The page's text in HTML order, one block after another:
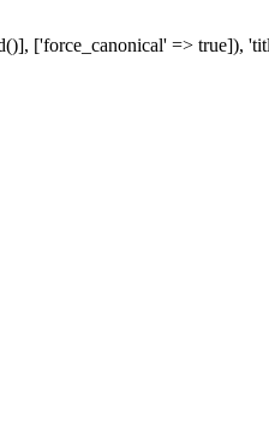
['force_canonical' => true]),